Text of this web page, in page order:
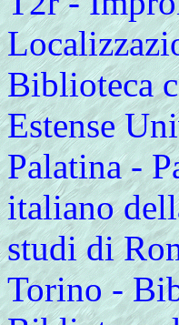
Biblioteca
Estense
Palatina -
italiano
studi di
Torino -